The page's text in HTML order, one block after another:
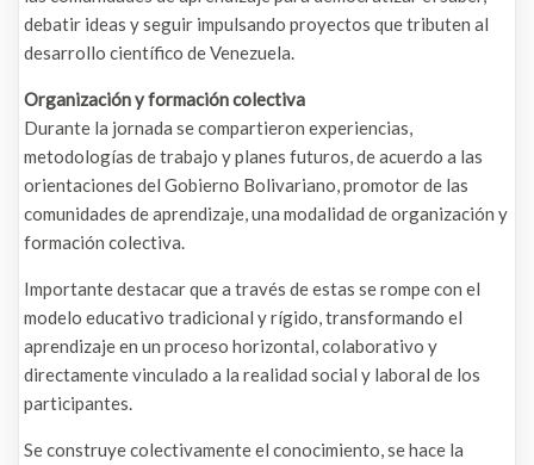
debatir ideas y seguir impulsando proyectos que tributen al
desarrollo científico de Venezuela.
Organización y formación colectiva
Durante la jornada se compartieron experiencias,
metodologías de trabajo y planes futuros, de acuerdo a las
orientaciones del Gobierno Bolivariano, promotor de las
comunidades de aprendizaje, una modalidad de organización y
formación colectiva.
Importante destacar que a través de estas se rompe con el
modelo educativo tradicional y rígido, transformando el
aprendizaje en un proceso horizontal, colaborativo y
directamente vinculado a la realidad social y laboral de los
participantes.
Se construye colectivamente el conocimiento, se hace la